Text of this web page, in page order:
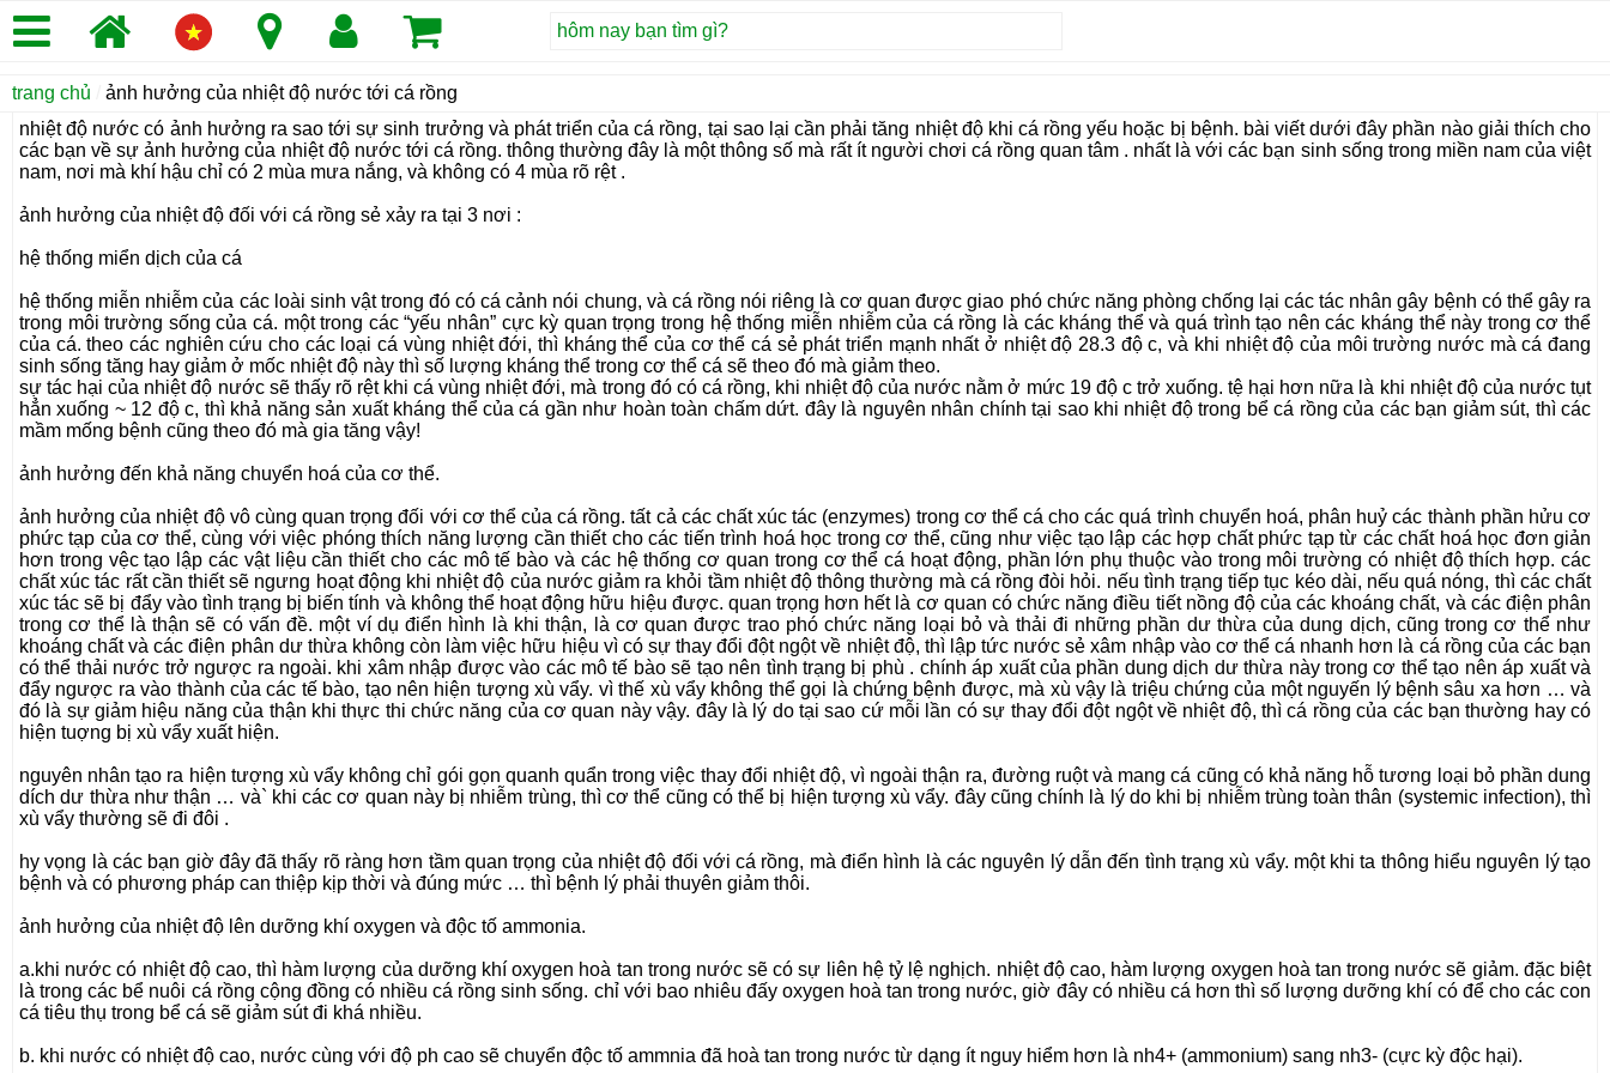
trang chủ
ảnh hưởng của nhiệt độ nước tới cá rồng
nhiệt độ nước có ảnh hưởng ra sao tới sự sinh trưởng và phát triển của cá rồng, tại sao lại cần phải tăng nhiệt độ khi cá rồng yếu hoặc bị bệnh. bài viết dưới đây phần nào giải thích cho
các bạn về sự ảnh hưởng của nhiệt độ nước tới cá rồng. thông thường đây là một thông số mà rất ít người chơi cá rồng quan tâm . nhất là với các bạn sinh sống trong miền nam của việt
nam, nơi mà khí hậu chỉ có 2 mùa mưa nắng, và không có 4 mùa rõ rệt .
ảnh hưởng của nhiệt độ đối với cá rồng sẻ xảy ra tại 3 nơi :
hệ thống miển dịch của cá
hệ thống miễn nhiễm của các loài sinh vật trong đó có cá cảnh nói chung, và cá rồng nói riêng là cơ quan được giao phó chức năng phòng chống lại các tác nhân gây bệnh có thể gây ra
trong môi trường sống của cá. một trong các “yếu nhân” cực kỳ quan trọng trong hệ thống miễn nhiễm của cá rồng là các kháng thể và quá trình tạo nên các kháng thể này trong cơ thể
của cá. theo các nghiên cứu cho các loại cá vùng nhiệt đới, thì kháng thể của cơ thể cá sẻ phát triển mạnh nhất ở nhiệt độ 28.3 độ c, và khi nhiệt độ của môi trường nước mà cá đang
sinh sống tăng hay giảm ở mốc nhiệt độ này thì số lượng kháng thể trong cơ thể cá sẽ theo đó mà giảm theo.
sự tác hại của nhiệt độ nước sẽ thấy rõ rệt khi cá vùng nhiệt đới, mà trong đó có cá rồng, khi nhiệt độ của nước nằm ở mức 19 độ c trở xuống. tệ hại hơn nữa là khi nhiệt độ của nước tụt
hẳn xuống ~ 12 độ c, thì khả năng sản xuất kháng thể của cá gần như hoàn toàn chấm dứt. đây là nguyên nhân chính tại sao khi nhiệt độ trong bể cá rồng của các bạn giảm sút, thì các
mầm mống bệnh cũng theo đó mà gia tăng vậy!
ảnh hưởng đến khả năng chuyển hoá của cơ thể.
ảnh hưởng của nhiệt độ vô cùng quan trọng đối với cơ thể của cá rồng. tất cả các chất xúc tác (enzymes) trong cơ thể cá cho các quá trình chuyển hoá, phân huỷ các thành phần hửu cơ
phức tạp của cơ thể, cùng với việc phóng thích năng lượng cần thiết cho các tiến trình hoá học trong cơ thể, cũng như việc tạo lập các hợp chất phức tạp từ các chất hoá học đơn giản
hơn trong vệc tạo lập các vật liệu cần thiết cho các mô tế bào và các hệ thống cơ quan trong cơ thể cá hoạt động, phần lớn phụ thuộc vào trong môi trường có nhiệt độ thích hợp. các
chất xúc tác rất cần thiết sẽ ngưng hoạt động khi nhiệt độ của nước giảm ra khỏi tầm nhiệt độ thông thường mà cá rồng đòi hỏi. nếu tình trạng tiếp tục kéo dài, nếu quá nóng, thì các chất
xúc tác sẽ bị đẩy vào tình trạng bị biến tính và không thể hoạt động hữu hiệu được. quan trọng hơn hết là cơ quan có chức năng điều tiết nồng độ của các khoáng chất, và các điện phân
trong cơ thể là thận sẽ có vấn đề. một ví dụ điển hình là khi thận, là cơ quan được trao phó chức năng loại bỏ và thải đi những phần dư thừa của dung dịch, cũng trong cơ thể như
khoáng chất và các điện phân dư thừa không còn làm việc hữu hiệu vì có sự thay đổi đột ngột về nhiệt độ, thì lập tức nước sẻ xâm nhập vào cơ thể cá nhanh hơn là cá rồng của các bạn
có thể thải nước trở ngược ra ngoài. khi xâm nhập được vào các mô tế bào sẽ tạo nên tình trạng bị phù . chính áp xuất của phần dung dịch dư thừa này trong cơ thể tạo nên áp xuất và
đẩy ngược ra vào thành của các tế bào, tạo nên hiện tượng xù vẩy. vì thế xù vẩy không thể gọi là chứng bệnh được, mà xù vậy là triệu chứng của một nguyến lý bệnh sâu xa hơn … và
đó là sự giảm hiệu năng của thận khi thực thi chức năng của cơ quan này vậy. đây là lý do tại sao cứ mỗi lần có sự thay đổi đột ngột về nhiệt độ, thì cá rồng của các bạn thường hay có
hiện tuợng bị xù vẩy xuất hiện.
nguyên nhân tạo ra hiện tượng xù vẩy không chỉ gói gọn quanh quẩn trong việc thay đổi nhiệt độ, vì ngoài thận ra, đường ruột và mang cá cũng có khả năng hỗ tương loại bỏ phần dung
dích dư thừa như thận … và` khi các cơ quan này bị nhiễm trùng, thì cơ thể cũng có thể bị hiện tượng xù vẩy. đây cũng chính là lý do khi bị nhiễm trùng toàn thân (systemic infection), thì
xù vẩy thường sẽ đi đôi .
hy vọng là các bạn giờ đây đã thấy rõ ràng hơn tầm quan trọng của nhiệt độ đối với cá rồng, mà điển hình là các nguyên lý dẫn đến tình trạng xù vẩy. một khi ta thông hiểu nguyên lý tạo
bệnh và có phương pháp can thiệp kịp thời và đúng mức … thì bệnh lý phải thuyên giảm thôi.
ảnh hưởng của nhiệt độ lên dưỡng khí oxygen và độc tố ammonia.
a.khi nước có nhiệt độ cao, thì hàm lượng của dưỡng khí oxygen hoà tan trong nước sẽ có sự liên hệ tỷ lệ nghịch. nhiệt độ cao, hàm lượng oxygen hoà tan trong nước sẽ giảm. đặc biệt
là trong các bể nuôi cá rồng cộng đồng có nhiều cá rồng sinh sống. chỉ với bao nhiêu đấy oxygen hoà tan trong nước, giờ đây có nhiều cá hơn thì số lượng dưỡng khí có để cho các con
cá tiêu thụ trong bể cá sẽ giảm sút đi khá nhiều.
b. khi nước có nhiệt độ cao, nước cùng với độ ph cao sẽ chuyển độc tố ammnia đã hoà tan trong nước từ dạng ít nguy hiểm hơn là nh4+ (ammonium) sang nh3- (cực kỳ độc hại).